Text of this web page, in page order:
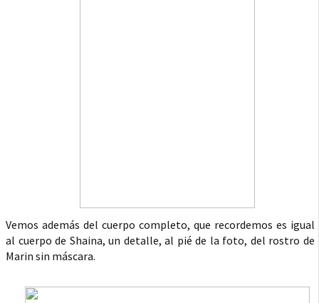
Vemos además del cuerpo completo, que recordemos es igual
al cuerpo de Shaina, un detalle, al pié de la foto, del rostro de
Marin sin máscara.